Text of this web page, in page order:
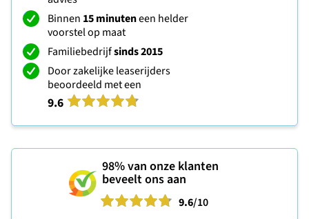
Binnen 15 minuteneen helder
voorstel op maat
Familiebedrijfsinds 2015
Door zakelijke leaserijders
beoordeeld met een
9.6
98%van onze klanten
beveelt ons aan
9.6/10